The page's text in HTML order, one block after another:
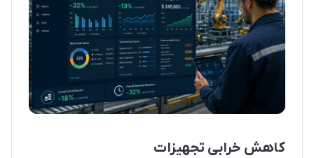
کاهش خرابی تجهیزات